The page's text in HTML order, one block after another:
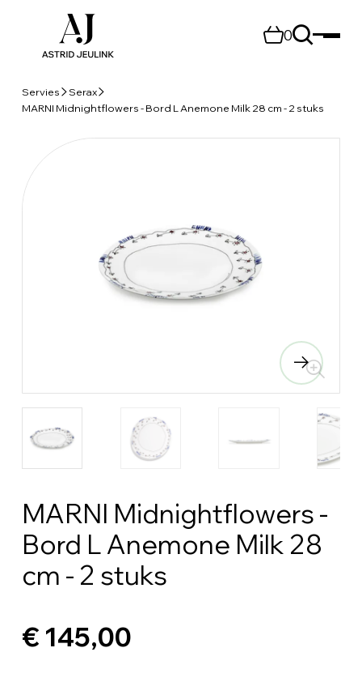
0
Servies
Serax
MARNI Midnightflowers - Bord L Anemone Milk 28 cm - 2 stuks
MARNI Midnightflowers -
Bord L Anemone Milk 28
cm - 2 stuks
€ 145,00